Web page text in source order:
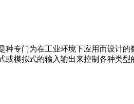
种专门为在工业环境下应用而设计
或模拟式的输入输出来控制各种类型